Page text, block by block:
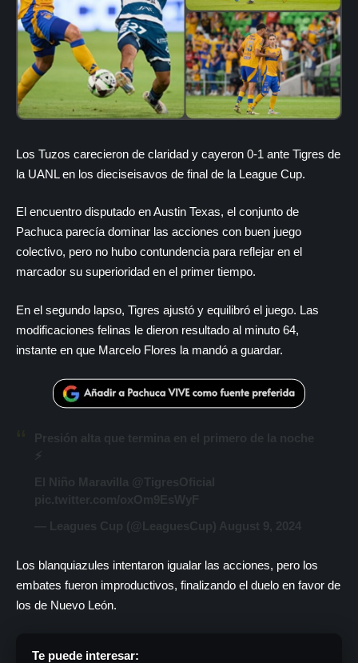
Los Tuzos carecieron de claridad y cayeron 0-1 ante Tigres de
la UANL en los dieciseisavos de final de la League Cup.
El encuentro disputado en Austin Texas, el conjunto de
Pachuca parecía dominar las acciones con buen juego
colectivo, pero no hubo contundencia para reflejar en el
marcador su superioridad en el primer tiempo.
En el segundo lapso, Tigres ajustó y equilibró el juego. Las
modificaciones felinas le dieron resultado al minuto 64,
instante en que Marcelo Flores la mandó a guardar.
Los blanquiazules intentaron igualar las acciones, pero los
embates fueron improductivos, finalizando el duelo en favor de
los de Nuevo León.
Te puede interesar: